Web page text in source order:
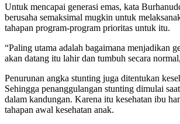
Untuk mencapai generasi emas, kata
berusaha semaksimal mugkin untuk
tahapan program-program prioritas untuk itu.
“Paling utama adalah bagaimana menjadikan
akan datang itu lahir dan tumbuh secara
Penurunan angka stunting juga ditentukan
Sehingga penanggulangan stunting dimulai
dalam kandungan. Karena itu kesehatan ibu
tahapan awal kesehatan anak.